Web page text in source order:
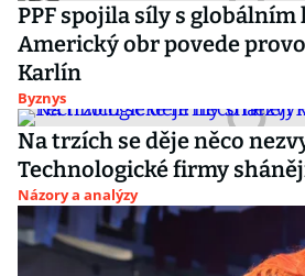
PPF spojila síly s globálním
Americký obr povede
Karlín
Byznys
Na trzích se děje něco
Technologické firmy
Názory a analýzy